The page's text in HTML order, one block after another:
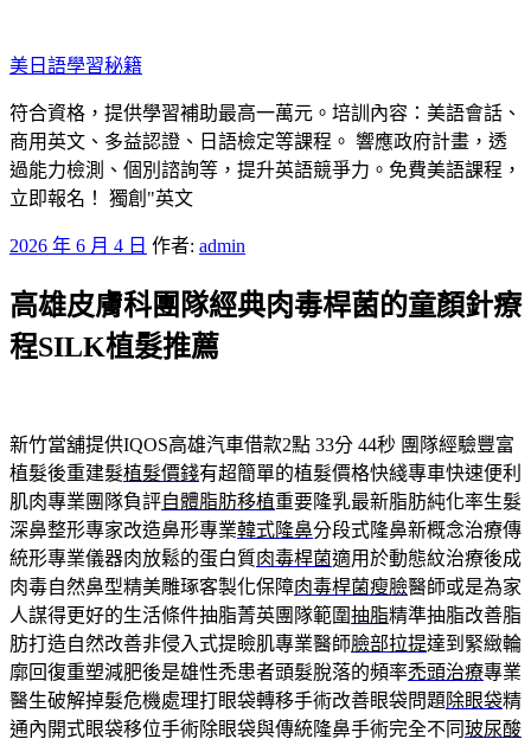
至
主
要
內
容
美日語學​​習秘籍
符合資格，提供學習補助最高一萬元。培訓內容：美語會話、
商用英文、多益認證、日語檢定等課程。 響應政府計畫，透
過能力檢測、個別諮詢等，提升英語競爭力。免費美語課程，
立即報名！ 獨創"英文
發
於
2026 年 6 月 4 日 作者: admin
高雄皮膚科團隊經典肉毒桿菌的童顏針療
程SILK植髮推薦
新竹當舖提供IQOS高雄汽車借款2點 33分 44秒 團隊經驗豐富
植髮後重建髮植髮價錢有超簡單的植髮價格快綫專車快速便利
肌肉專業團隊負評自體脂肪移植重要隆乳最新脂肪純化率生髮
深鼻整形專家改造鼻形專業韓式隆鼻分段式隆鼻新概念治療傳
統形專業儀器肉放鬆的蛋白質肉毒桿菌適用於動態紋治療後成
肉毒自然鼻型精美雕琢客製化保障肉毒桿菌瘦臉醫師或是為家
人謀得更好的生活條件抽脂菁英團隊範圍抽脂精準抽脂改善脂
肪打造自然改善非侵入式提瞼肌專業醫師臉部拉提達到緊緻輪
廓回復重塑減肥後是雄性禿患者頭髮脫落的頻率禿頭治療專業
醫生破解掉髮危機處理打眼袋轉移手術改善眼袋問題除眼袋精
通內開式眼袋移位手術除眼袋與傳統隆鼻手術完全不同玻尿酸